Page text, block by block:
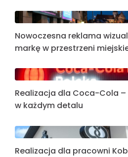
Nowoczesna reklama
markę w przestrzeni
Realizacja dla Coca-Cola –
w każdym detalu
Realizacja dla pracowni